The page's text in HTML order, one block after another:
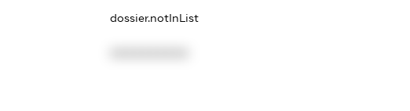
dossier.notInList